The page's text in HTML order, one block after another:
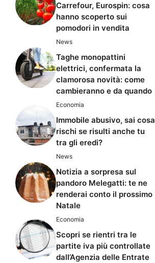
Carrefour, Eurospin: cosa
hanno scoperto sui
pomodori in vendita
News
Taghe monopattini
elettrici, confermata la
clamorosa novità: come
cambieranno e da quando
Economia
Immobile abusivo, sai cosa
rischi se risulti anche tu
tra gli eredi?
News
Notizia a sorpresa sul
pandoro Melegatti: te ne
renderai conto il prossimo
Natale
Economia
Scopri se rientri tra le
partite iva più controllate
dall’Agenzia delle Entrate